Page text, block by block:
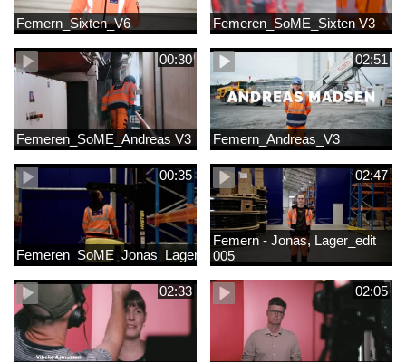
Femern_Sixten_V6 Femeren_SoME_Sixten V3
00:30
Femeren_SoME_Andreas V3
02:51
Femern_Andreas_V3
00:35
Femeren_SoME_Jonas_Lager
02:47
Femern - Jonas, Lager_edit
005
02:33 02:05